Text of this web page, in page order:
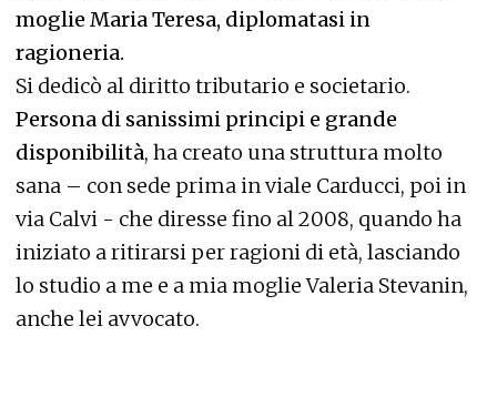
moglie Maria Teresa, diplomatasi in
ragioneria.
Si dedicò al diritto tributario e societario.
Persona di sanissimi principi e grande
disponibilità, ha creato una struttura molto
sana – con sede prima in viale Carducci, poi in
via Calvi - che diresse fino al 2008, quando ha
iniziato a ritirarsi per ragioni di età, lasciando
lo studio a me e a mia moglie Valeria Stevanin,
anche lei avvocato.